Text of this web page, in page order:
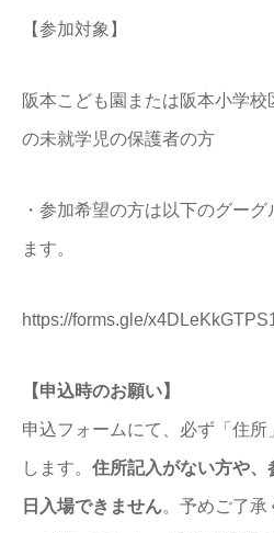
【参加対象】
阪本こども園または阪本小学
の未就学児の保護者の方
・参加希望の方は以下のグー
ます。
https://forms.gle/
【申込時のお願い】
申込フォームにて、必ず「住
します。 住所記入がない方や、
日入場できません。予めご了承